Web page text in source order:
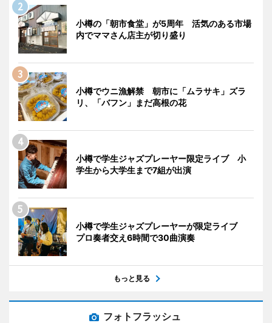
小樽の「朝市食堂」が5周年 活気のある市場
内でママさん店主が切り盛り
小樽でウニ漁解禁 朝市に「ムラサキ」ズラ
リ、「バフン」まだ高根の花
小樽で学生ジャズプレーヤー限定ライブ 小
学生から大学生まで7組が出演
小樽で学生ジャズプレーヤーが限定ライブ
プロ奏者交え6時間で30曲演奏
もっと見る
フォトフラッシュ